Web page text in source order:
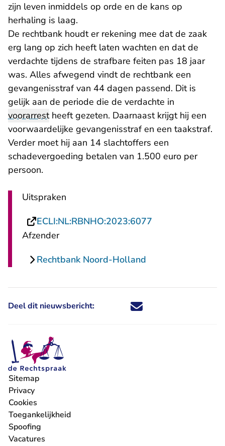
zijn leven inmiddels op orde en de kans op
herhaling is laag.
De rechtbank houdt er rekening mee dat de zaak
erg lang op zich heeft laten wachten en dat de
verdachte tijdens de strafbare feiten pas 18 jaar
was. Alles afwegend vindt de rechtbank een
gevangenisstraf van 44 dagen passend. Dit is
gelijk aan de periode die de verdachte in
voorarrestheeft gezeten. Daarnaast krijgt hij een
voorwaardelijke gevangenisstraf en een taakstraf.
Verder moet hij aan 14 slachtoffers een
schadevergoeding betalen van 1.500 euro per
persoon.
Uitspraken
ECLI:NL:RBNHO:2023:6077
Afzender
Rechtbank Noord-Holland
Deel dit nieuwsbericht: Deel dit nieuwsbericht via X -
Deel dit nieuwsbericht via
Deel dit nieuwsbericht
Deel dit
Sitemap
Privacy
Cookies
Toegankelijkheid
Spoofing
Vacatures
- U verlaat Rechtspraak.nl